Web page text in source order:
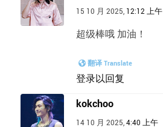
15 10 月 2025, 12:12 上午
超级棒哦 加油！
翻译 Translate
登录以回复
kokchoo
14 10 月 2025,4:40 上午